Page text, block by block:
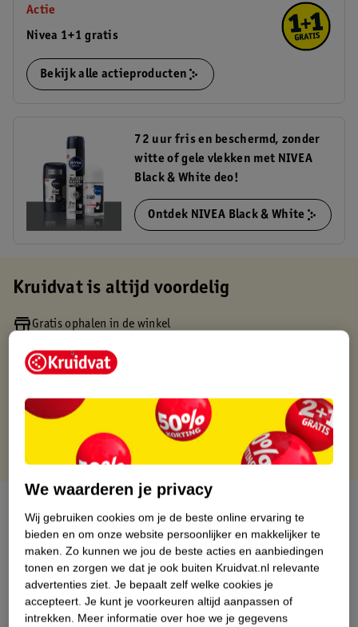
Actie
Nivea 1+1 gratis
Bekijk alle actieproducten
72 uur fris en beschermd, zonder
witte of gele vlekken met NIVEA
Black & White deo!
Ontdek NIVEA Black & White
Kruidvat is altijd voordelig
Gratis ophalen in de winkel
Gratis thuisbezorgd vanaf 50.00
Gratis punten met je Kruidvat kaart
Productinformatie
Etiketinformatie
We waarderen je privacy
Wij gebruiken cookies om je de beste online ervaring te
bieden en om onze website persoonlijker en makkelijker te
maken. Zo kunnen we jou de beste acties en aanbiedingen
tonen en zorgen we dat je ook buiten Kruidvat.nl relevante
advertenties ziet. Je bepaalt zelf welke cookies je
accepteert. Je kunt je voorkeuren altijd aanpassen of
intrekken. Meer informatie over hoe we je gegevens